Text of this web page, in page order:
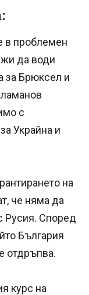
в проблемен
да води
за Брюксел и
с
Украйна и
на
че няма да
Русия. Според
България
отдръпва.
курс на